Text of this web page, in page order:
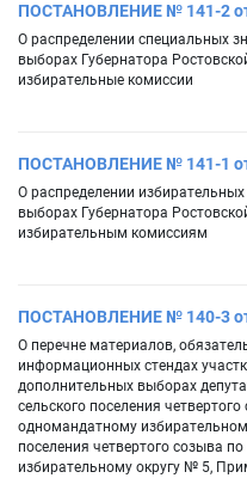
ПОСТАНОВЛЕНИЕ № 141-2
О распределении специальных
выборах Губернатора
избирательные комиссии
ПОСТАНОВЛЕНИЕ № 141-1
О распределении
выборах Губернатора
избирательным комиссиям
ПОСТАНОВЛЕНИЕ № 140-3
О перечне материалов,
информационных стендах
дополнительных выборах
сельского поселения
одномандатному
поселения четвертого созыва
избирательному округу № 5,